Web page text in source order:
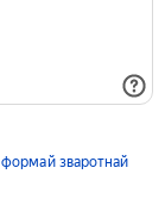
формай зваротнай